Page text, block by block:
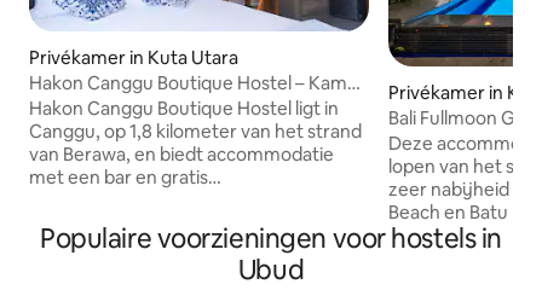
Privékamer in Kuta Utara
Hakon Canggu Boutique Hostel – Kamer
met balkon
Hakon Canggu Boutique Hostel ligt in
Canggu, op 1,8 kilometer van het strand
van Berawa, en biedt accommodatie
met een bar en gratis
De accommodatie biedt gratis wifi in de
hele accommodatie. In het hostel is elke
kamer uitgerust met een kast. De
Privékamer in
Bali Fullmoon
Deze
lopen van het
zeer nabijheid
Beach en Batu
Fullmoon Guest
Populaire voorzieningen voor hostels in
Ubud